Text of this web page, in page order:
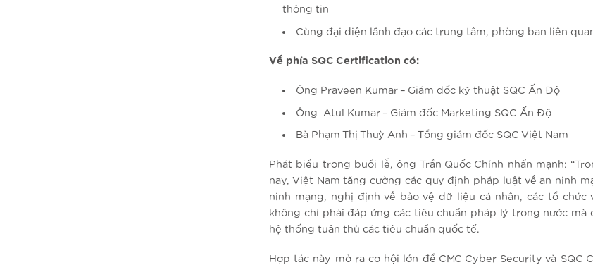
thông tin
Cùng đại diện lãnh đạo các trung tâm, phòng ban liên
Về phía SQC Certification có:
Ông Praveen Kumar – Giám đốc kỹ thuật SQC Ấn Độ
Ông Atul Kumar – Giám đốc Marketing SQC Ấn Độ
Bà Phạm Thị Thuỳ Anh – Tổng giám đốc SQC Việt Nam
Phát biểu trong buổi lễ, ông Trần Quốc Chính nhấn mạnh:
nay, Việt Nam tăng cường các quy định pháp luật về an ninh
ninh mạng, nghị định về bảo vệ dữ liệu cá nhân, các tổ chức
không chỉ phải đáp ứng các tiêu chuẩn pháp lý trong nước mà
hệ thống tuân thủ các tiêu chuẩn quốc tế.
Hợp tác này mở ra cơ hội lớn để CMC Cyber Security và SQC